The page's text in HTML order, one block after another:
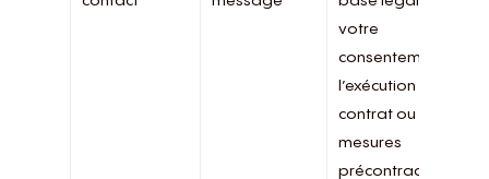
votre
consentement ou
l’exécution du
contrat ou de
mesures
précontractuelles.